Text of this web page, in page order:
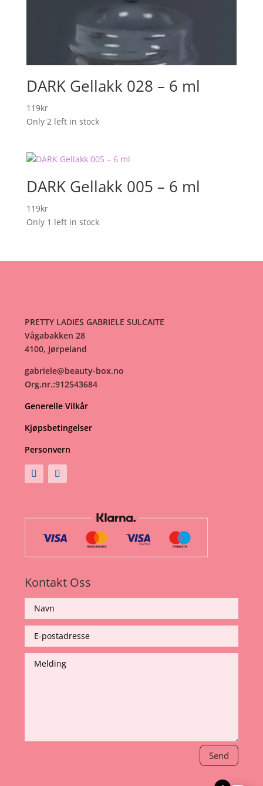
DARK Gellakk 028 – 6 ml
119kr
Only 2 left in stock
DARK Gellakk 005 – 6 ml
119kr
Only 1 left in stock
PRETTY LADIES GABRIELE SULCAITE
Vågabakken 28
4100, Jørpeland
gabriele@beauty-box.no
Org.nr.:912543684
Generelle Vilkår
Kjøpsbetingelser
Personvern
Kontakt Oss
Send